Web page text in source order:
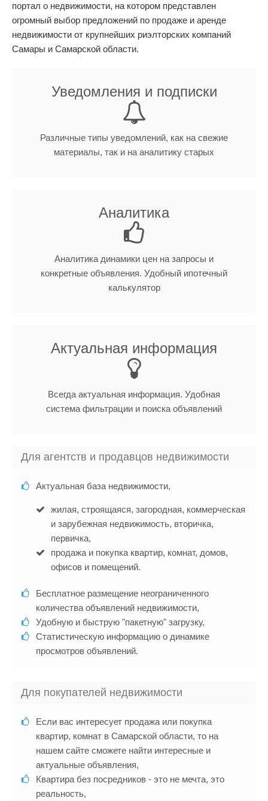
портал о недвижимости, на котором представлен
огромный выбор предложений по продаже и аренде
недвижимости от крупнейших риэлторских компаний
Самары и Самарской области.
Уведомления и подписки
Различные типы уведомлений, как на свежие
материалы, так и на аналитику старых
Аналитика
Аналитика динамики цен на запросы и
конкретные объявления. Удобный ипотечный
калькулятор
Актуальная информация
Всегда актуальная информация. Удобная
система фильтрации и поиска объявлений
Для агентств и продавцов недвижимости
Актуальная база недвижимости,
жилая, строящаяся, загородная, коммерческая
и зарубежная недвижимость, вторичка,
первичка,
продажа и покупка квартир, комнат, домов,
офисов и помещений.
Бесплатное размещение неограниченного
количества объявлений недвижимости,
Удобную и быструю "пакетную" загрузку,
Статистическую информацию о динамике
просмотров объявлений.
Для покупателей недвижимости
Если вас интересует продажа или покупка
квартир, комнат в Самарской области, то на
нашем сайте сможете найти интересные и
актуальные объявления,
Квартира без посредников - это не мечта, это
реальность,